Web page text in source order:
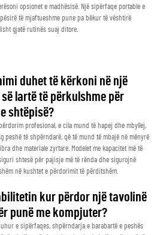
opsionet e madhësisë. Një sipërfaqe portable e
të mjaftueshme pune pa bëkur të vështirë
gjatë rutinës suaj ditore.
duhet të kërkoni në një
lartë të përkulshme për
shtëpisë?
profesional, e cila mund të hapej dhe mbyllej,
peshë të shpërndarë, që të mund të mbajë në mënyrë
dhe materiale zyrtare. Modelet me kapacitet më të
shtesë për pajisje më të rënda dhe sigurojnë
në kushtet e përdorimit të përditshëm.
kur përdor një tavolinë
punë me kompjuter?
e sipërfaqes, shpërndarja e barabartë e peshës